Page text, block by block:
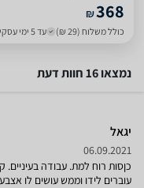
₪368
כולל משלוח (29 ₪) עד 5 ימי עסקים
נמצאו 16 חוות דעת
יגאל
06.09.2021
כןסות רוח למת. עבודה בעיניים.
עוברים לידו וממש עושים לו